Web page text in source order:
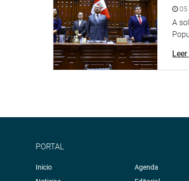
En cuanto a la presencia de los 21
momento se ha confirmado
también será recibido en el Congreso
de otros líderes mundiales en los
Entre tanto, ya se encuentran en el
PRENSA-CONGRESO
05
A
PORTAL
Inicio
Agenda